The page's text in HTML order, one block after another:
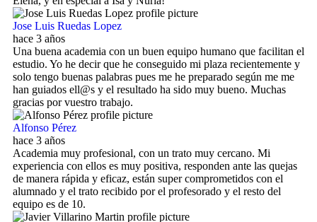
Jose Luis Ruedas Lopez
hace 3 años
Una buena academia con un buen equipo humano que facilitan el
estudio. Yo he decir que he conseguido mi plaza recientemente y
solo tengo buenas palabras pues me he preparado según me me
han guiados ell@s y el resultado ha sido muy bueno. Muchas
gracias por vuestro trabajo.
Alfonso Pérez
hace 3 años
Academia muy profesional, con un trato muy cercano. Mi
experiencia con ellos es muy positiva, responden ante las quejas
de manera rápida y eficaz, están super comprometidos con el
alumnado y el trato recibido por el profesorado y el resto del
equipo es de 10.